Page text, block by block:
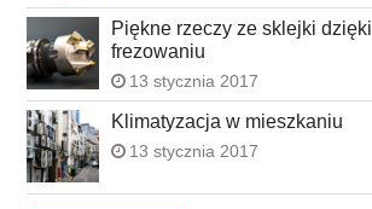
Piękne rzeczy ze sklejki dzięki
frezowaniu
13 stycznia 2017
Klimatyzacja w mieszkaniu
13 stycznia 2017